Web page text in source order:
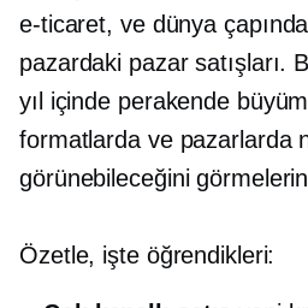
e-ticaret, ve dünya
pazardaki pazar satışları.
yıl içinde perakende
formatlarda ve pazarlarda
görünebileceğini
Özetle, işte öğrendikleri: